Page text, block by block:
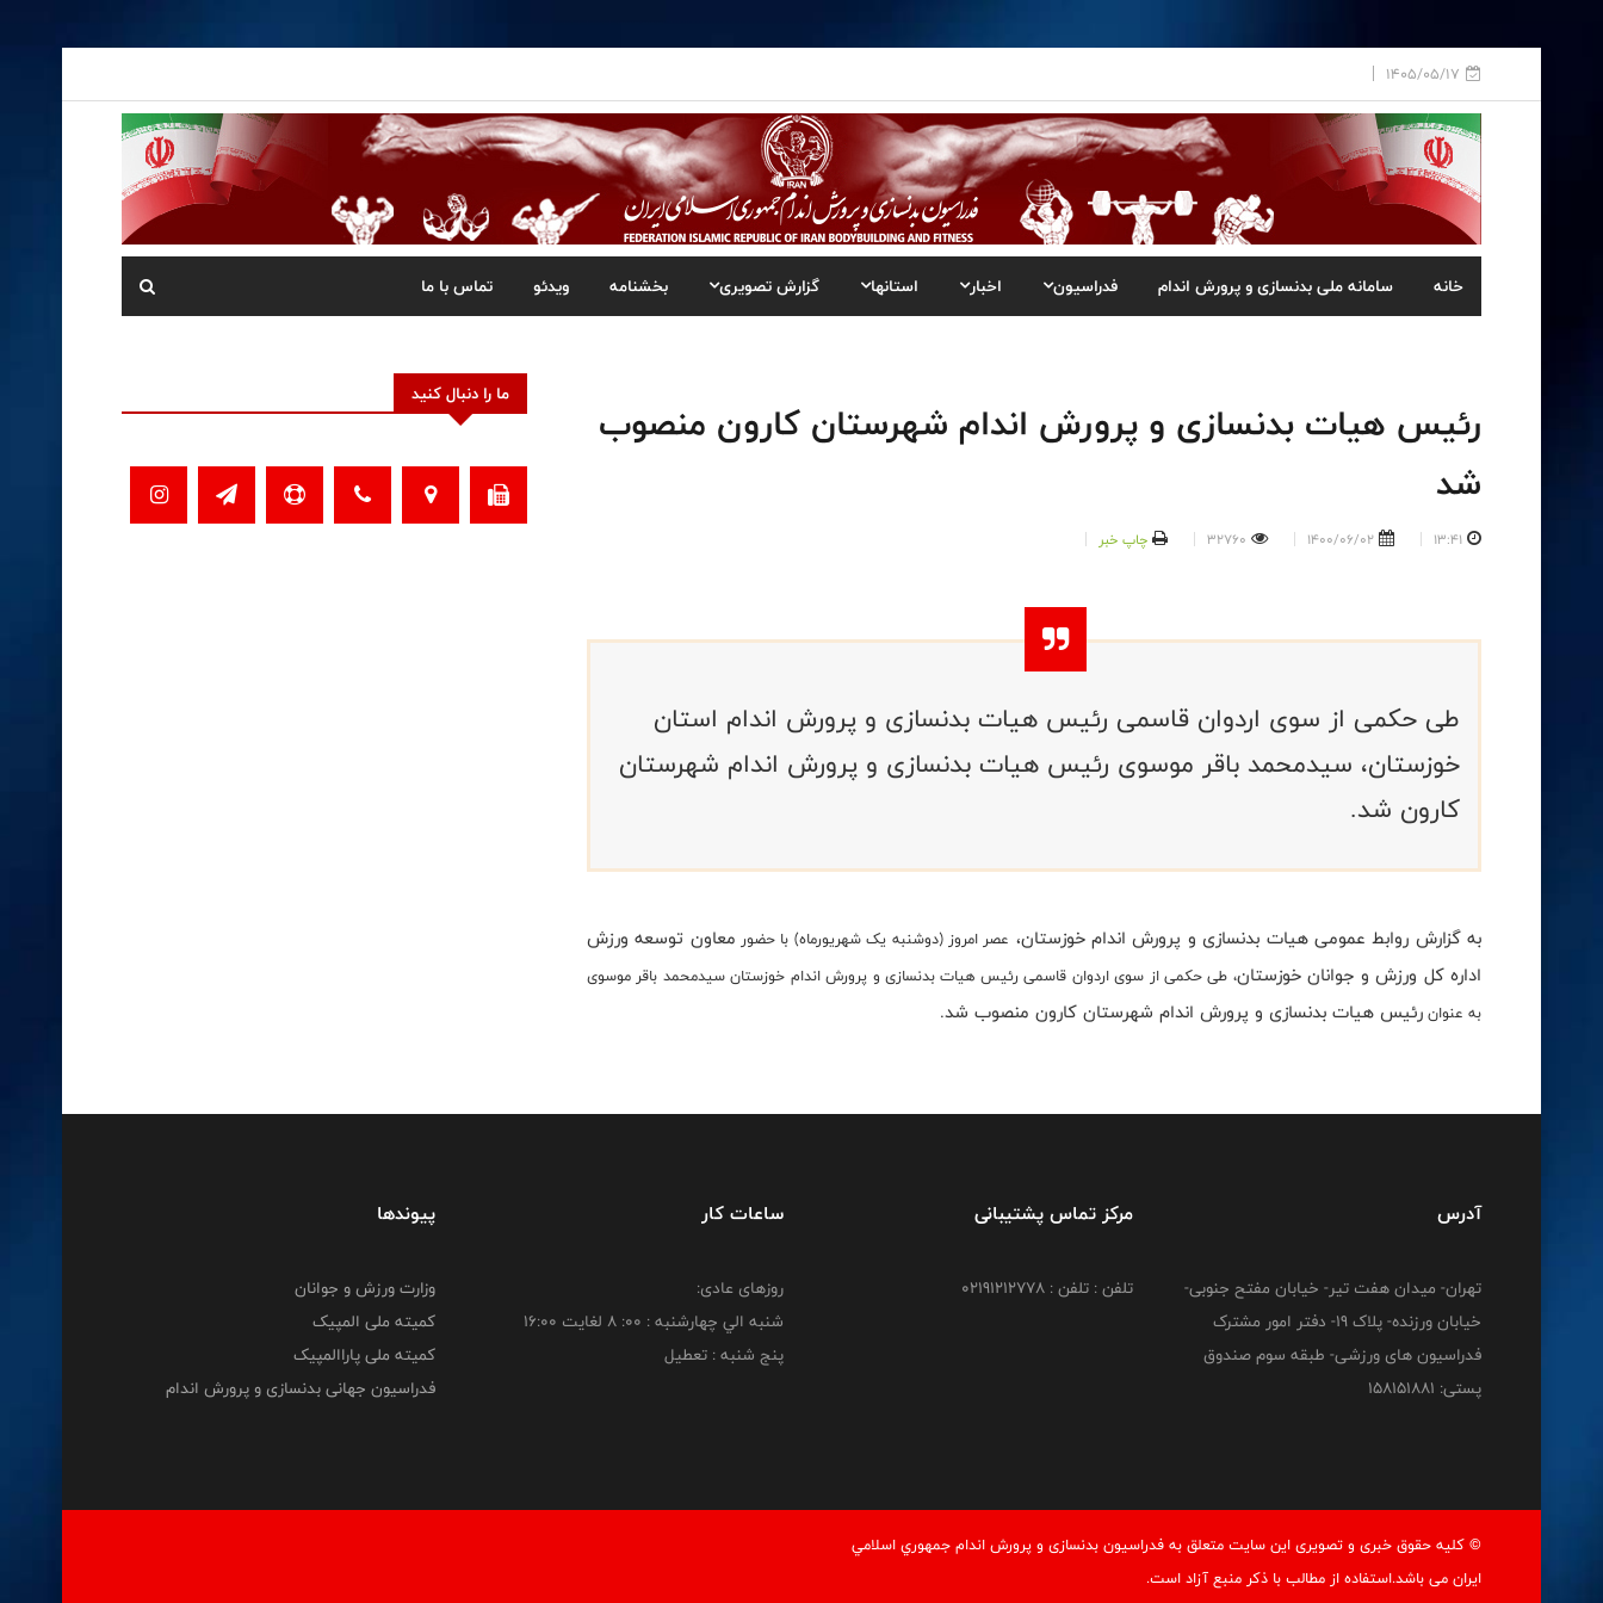
1405/05/17
خانه سامانه ملی بدنسازی و پرورش اندام فدراسیون اخبار استانها گزارش تصویری بخشنامه ویدئو تماس با ما
رئیس هیات بدنسازی و پرورش اندام شهرستان کارون منصوب
شد
13:41
1400/06/02
32760 چاپ خبر
طی حکمی از سوی اردوان قاسمی رئیس هیات بدنسازی و پرورش اندام استان
خوزستان، سیدمحمد باقر موسوی رئیس هیات بدنسازی و پرورش اندام شهرستان
کارون شد.
به گزارش روابط عمومی هیات بدنسازی و پرورش اندام خوزستان، عصر امروز (دوشنبه یک شهریورماه) با حضور معاون توسعه ورزش
اداره کل ورزش و جوانان خوزستان، طی حکمی از سوی اردوان قاسمی رئیس هیات بدنسازی و پرورش اندام خوزستان سیدمحمد باقر موسوی
به عنوانرئیس هیات بدنسازی و پرورش اندام شهرستان کارون منصوب شد.
ما را دنبال کنید
آدرس
تهران- میدان هفت تیر- خیابان مفتح جنوبی-
خیابان ورزنده- پلاک 19- دفتر امور مشترک
فدراسیون های ورزشی- طبقه سوم صندوق
پستی: 158151881
مرکز تماس پشتیبانی
تلفن : تلفن : 02191212778
ساعات کار
روزهای عادی:
شنبه الي چهارشنبه : 00: 8 لغايت 16:00
پنج شنبه : تعطیل
پیوندها
وزارت ورزش و جوانان
کمیته ملی المپیک
کمیته ملی پاراالمپیک
فدراسیون جهانی بدنسازی و پرورش اندام
© کليه حقوق خبری و تصويری اين سايت متعلق به فدراسيون بدنسازی و پرورش اندام جمهوري اسلامي
ايران می باشد.استفاده از مطالب با ذكر منبع آزاد است.